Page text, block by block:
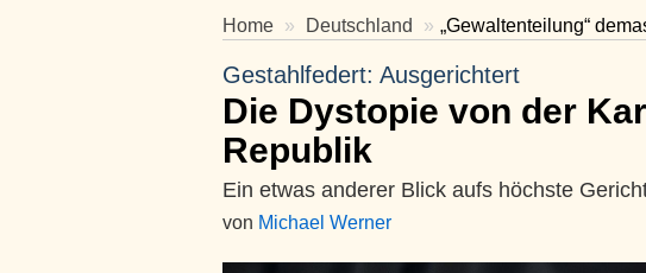
Home Deutschland „Gewaltenteilung“
Gestahlfedert: Ausgerichtert
Die Dystopie von der
Republik
Ein etwas anderer Blick aufs höchste
von Michael Werner